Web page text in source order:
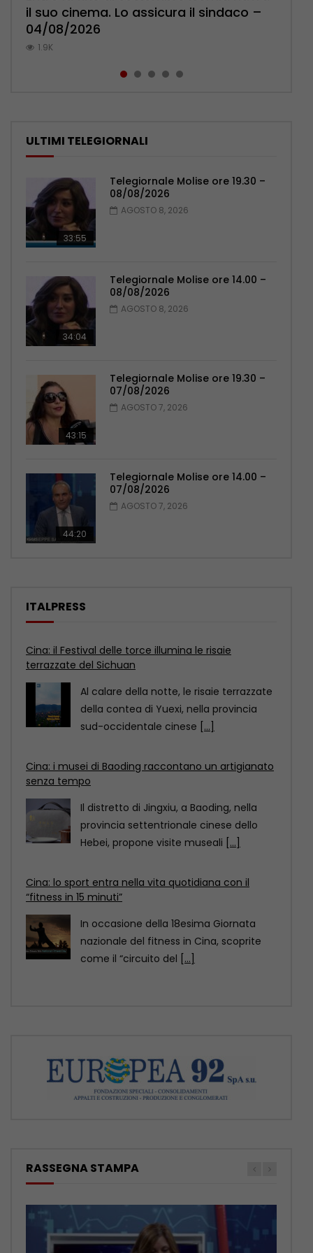
il suo cinema. Lo assicura il sindaco –
04/08/2026
1.9K
cittadini: ‘Abbiamo paura per i ragazzi’
– 07/08/2026
1.2K
l’ambulatorio per curare l’osteoporosi
– 06/08/2026
1.1K
Pensionati: più relazioni e servizi di
prossimità – 04/08/2026
1.1K
Municipale evita il peggio – 07/08/2026
1K
ULTIMI TELEGIORNALI
33:55
Telegiornale Molise ore 19.30 –
08/08/2026
AGOSTO 8, 2026
34:04
Telegiornale Molise ore 14.00 –
08/08/2026
AGOSTO 8, 2026
43:15
Telegiornale Molise ore 19.30 –
07/08/2026
AGOSTO 7, 2026
44:20
Telegiornale Molise ore 14.00 –
07/08/2026
AGOSTO 7, 2026
ITALPRESS
Cina: i musei di Baoding raccontano un artigianato
senza tempo
Il distretto di Jingxiu, a Baoding, nella
provincia settentrionale cinese dello
Hebei, propone visite museali
Cina: lo sport entra nella vita quotidiana con il
“fitness in 15 minuti”
In occasione della 18esima Giornata
nazionale del fitness in Cina, scoprite
come il “circuito del[...]
Cina: il Festival delle torce illumina le risaie
terrazzate del Sichuan
Al calare della notte, le risaie terrazzate
della contea di Yuexi, nella provincia
sud-occidentale cinese
RASSEGNA STAMPA